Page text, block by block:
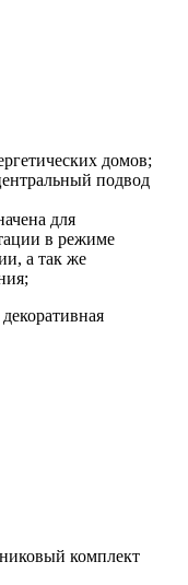
домов;
подвод
для
в режиме
а так же